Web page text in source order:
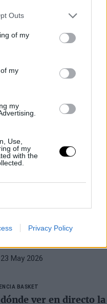
Outs
of my
my
my
Use,
of my
with the
Privacy Policy
Baloncesto, camino
garra y superación
jugará su cuarta final de
últimos 5 años
las bajas y lleva
tenido que
May 2026
BASKET
ver en directo la